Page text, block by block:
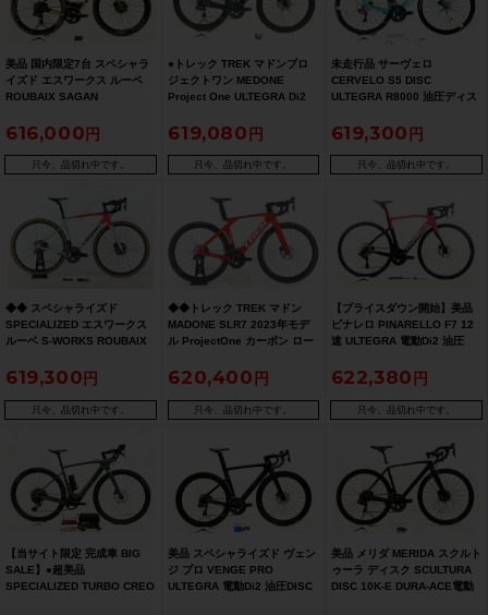
美品 国内限定7台 スペシャラ
イズド エスワークス ルーベ
ROUBAIX SAGAN
動Di2 油圧DISC 2018年 ロー
ドバイク 52
616,000
只今、品切れ中です。
●トレック TREK マドンプロ
ジェクトワン MEDONE
Project One ULTEGRA Di2
52サイズ マジョーラ
619,080
只今、品切れ中です。
未走行品 サーヴェロ
CERVELO S5 DISC
ULTEGRA R8000 油圧ディス
ロードバイク 48サイズ ブルー
619,300
只今、品切れ中です。
◆◆ スペシャライズド
SPECIALIZED エスワークス
ルーベ S-WORKS ROUBAIX
カーボン ロードバイク 52サイ
大阪より配送 ※店頭受取不
可）
619,300
只今、品切れ中です。
◆◆トレック TREK マドン
MADONE SLR7 2023年モデ
ル ProjectOne カーボン ロー
ULTEGRA Di2 R8150 12速
り配送）
620,400
只今、品切れ中です。
【プライスダウン開始】美品
ピナレロ PINARELLO F7 12
速 ULTEGRA 電動Di2 油圧
バイク 515サイズ レイザーレ
622,380
只今、品切れ中です。
【当サイト限定 完成車 BIG
SALE】●超美品
SPECIALIZED TURBO CREO
美品 スペシャライズド ヴェン
ジ プロ VENGE PRO
ULTEGRA 電動Di2 油圧DISC
美品 メリダ MERIDA スクルト
ゥーラ ディスク SCULTURA
DISC 10K-E DURA-ACE電動